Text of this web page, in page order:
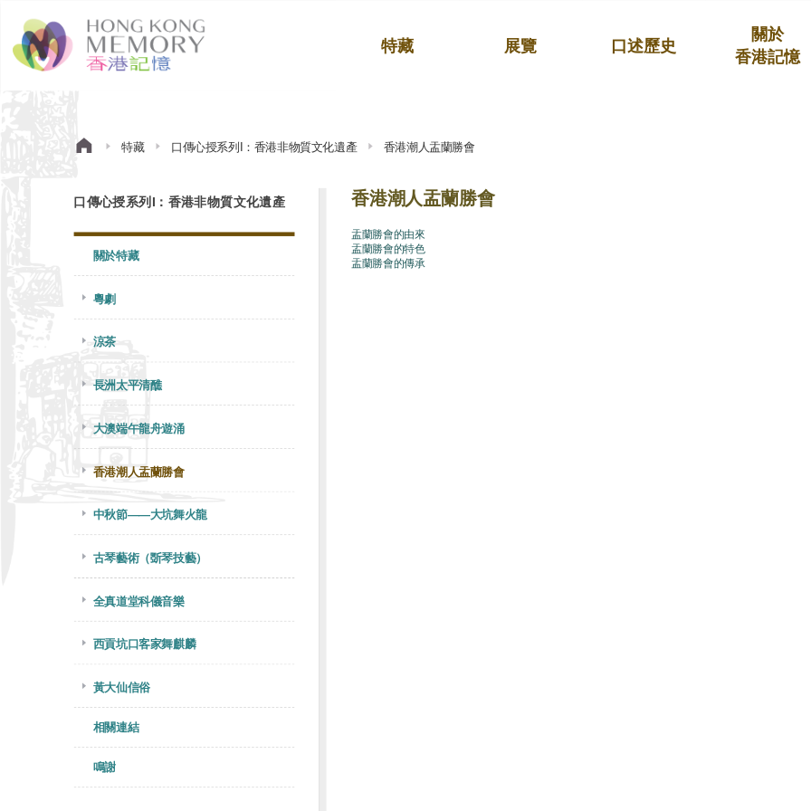
特藏 展覽 口述歷史
關於
香港記憶
特藏 口傳心授系列I：香港非物質文化遺產 香港潮人盂蘭勝會
口傳心授系列I：香港非物質文化遺產
關於特藏
粵劇
涼茶
長洲太平清醮
大澳端午龍舟遊涌
香港潮人盂蘭勝會
中秋節——大坑舞火龍
古琴藝術（斲琴技藝）
全真道堂科儀音樂
西貢坑口客家舞麒麟
黃大仙信俗
相關連結
鳴謝
香港潮人盂蘭勝會
盂蘭勝會的由來
盂蘭勝會的特色
盂蘭勝會的傳承